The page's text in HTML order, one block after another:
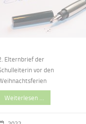
Elternbrief der
vor den
Weiterlesen …